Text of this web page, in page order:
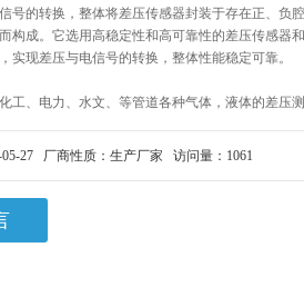
号的转换，整体将差压传感器封装于存在正、负
构成。它选用高稳定性和高可靠性的差压传感器
实现差压与电信号的转换，整体性能稳定可靠。
工、电力、水文、等管道各种气体，液体的差压测
05-27 厂商性质：生产厂家 访问量：1061